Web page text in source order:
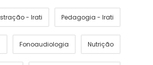
- Irati Pedagogia - Irati
Fonoaudiologia Nutrição